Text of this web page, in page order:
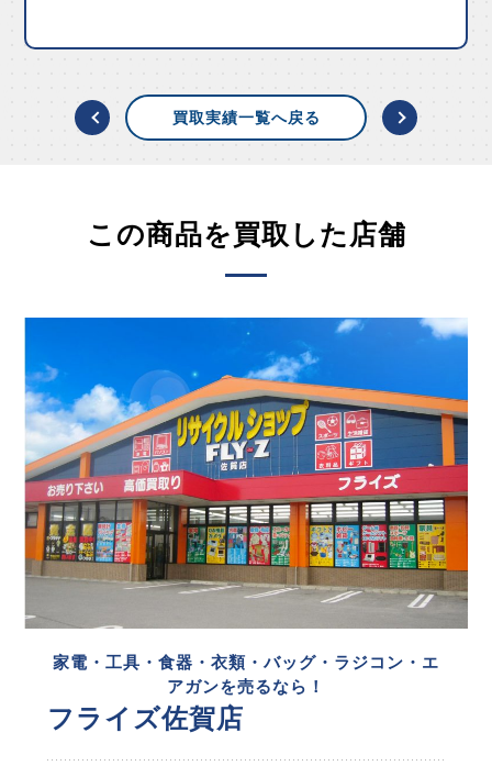
買取実績一覧へ戻る
この商品を買取した店舗
家電・工具・食器・衣類・バッグ・ラジコン・エ
アガンを売るなら！
フライズ佐賀店